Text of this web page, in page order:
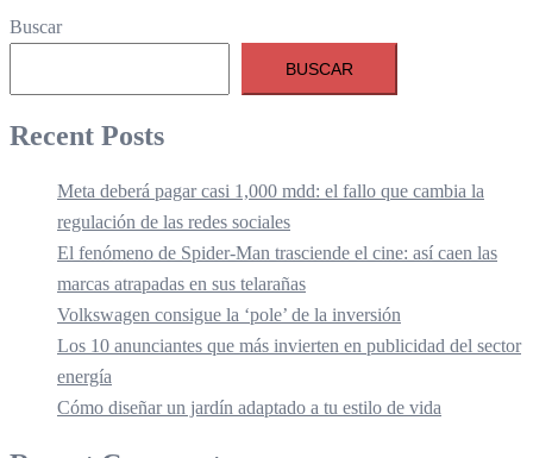
Buscar
BUSCAR
Recent Posts
Meta deberá pagar casi 1,000 mdd: el fallo que cambia la
regulación de las redes sociales
El fenómeno de Spider-Man trasciende el cine: así caen las
marcas atrapadas en sus telarañas
Volkswagen consigue la ‘pole’ de la inversión
Los 10 anunciantes que más invierten en publicidad del sector
energía
Cómo diseñar un jardín adaptado a tu estilo de vida